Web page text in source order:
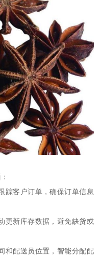
踪客户订单，确保订单信息
更新库存数据，避免缺货或
和配送员位置，智能分配配